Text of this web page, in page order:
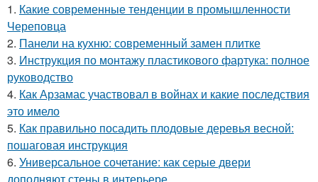
1. Какие современные тенденции в промышленности
Череповца
2. Панели на кухню: современный замен плитке
3. Инструкция по монтажу пластикового фартука: полное
руководство
4. Как Арзамас участвовал в войнах и какие последствия
это имело
5. Как правильно посадить плодовые деревья весной:
пошаговая инструкция
6. Универсальное сочетание: как серые двери